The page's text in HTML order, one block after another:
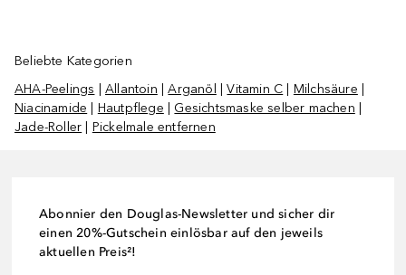
Beliebte Kategorien
AHA-Peelings |Allantoin |Arganöl |Vitamin C Milchsäure
Niacinamide
Hautpflege Gesichtsmaske selber machen
Jade-Roller
Pickelmale entfernen
Abonnier den Douglas-Newsletter und sicher dir
einen 20%-Gutschein einlösbar auf den jeweils
aktuellen Preis²!